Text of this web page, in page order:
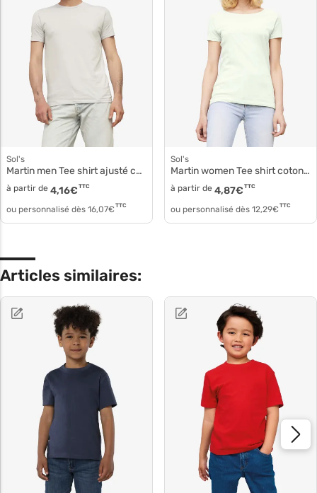
Sol's
Martin men Tee shirt ajusté coton 02855
à partir de 4,16€ TTC
ou personnalisé dès 16,07€ TTC
Sol's
Martin women Tee shirt coton ajusté 02856
à partir de 4,87€ TTC
ou personnalisé dès 12,29€ TTC
Articles similaires: